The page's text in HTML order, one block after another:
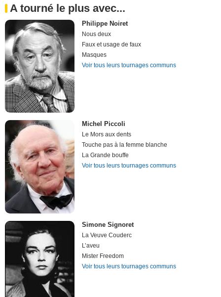
A tourné le plus avec...
Philippe Noiret
Nous deux
Faux et usage de faux
Masques
Voir tous leurs tournages communs
Michel Piccoli
Le Mors aux dents
Touche pas à la femme blanche
La Grande bouffe
Voir tous leurs tournages communs
Simone Signoret
La Veuve Couderc
L’aveu
Mister Freedom
Voir tous leurs tournages communs